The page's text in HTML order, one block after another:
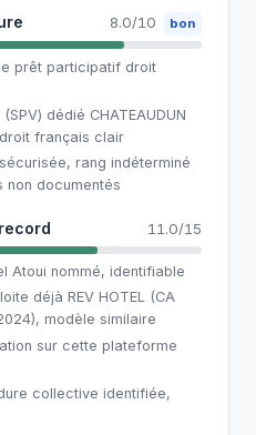
8.0/10 bon
prêt participatif droit
dédié CHATEAUDUN
droit français clair
rang indéterminé
documentés
11.0/15
Atoui nommé, identifiable
déjà REV HOTEL (CA
modèle similaire
sur cette plateforme
collective identifiée,